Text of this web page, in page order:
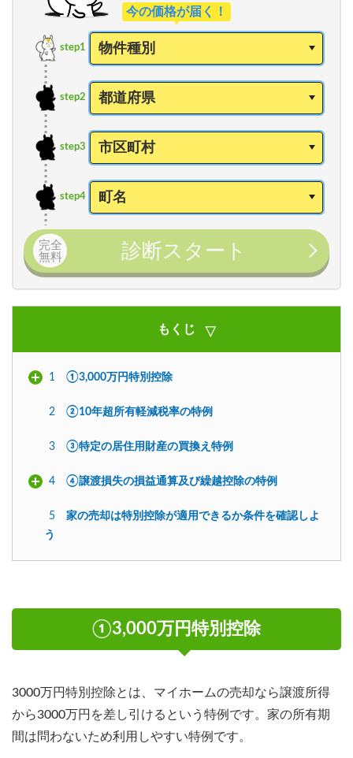
今の価格が届く！
step1
step2
step3
step4
完全
無料
診断スタート
もくじ
1 ①3,000万円特別控除
2 ②10年超所有軽減税率の特例
3 ③特定の居住用財産の買換え特例
4 ④譲渡損失の損益通算及び繰越控除の特例
5
家の売却は特別控除が適用できるか条件を確認しよ
う
①3,000万円特別控除
3000万円特別控除とは、マイホームの売却なら譲渡所得
から3000万円を差し引けるという特例です。家の所有期
間は問わないため利用しやすい特例です。